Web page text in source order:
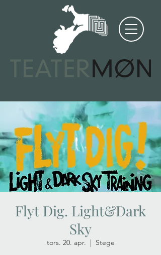
Flyt Dig. Light&Dark
Sky
tors. 20. apr.
  |
Stege